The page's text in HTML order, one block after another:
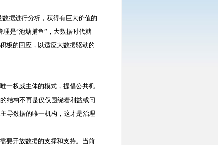
据进行分析，获得有巨大价值的
是“池塘捕鱼”，大数据时代就
极的回应，以适应大数据驱动的
一权威主体的模式，提倡公共机
结构不再是仅仅围绕着利益或问
导数据的唯一机构，这才是治理
要开放数据的支撑和支持。当前